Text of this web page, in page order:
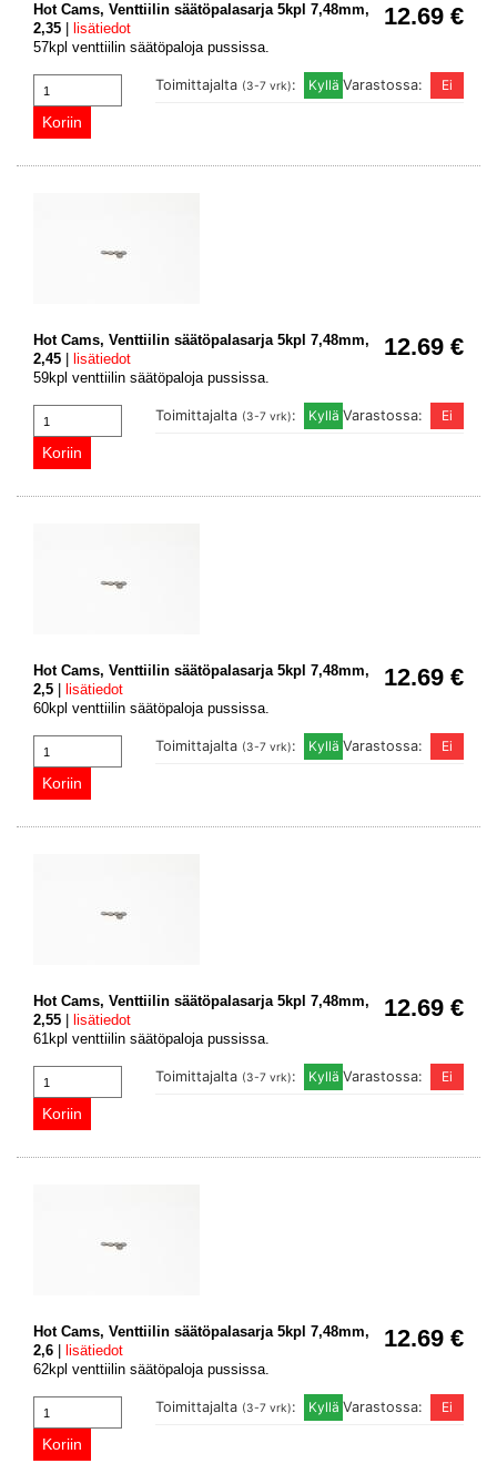
12.69 €
Hot Cams, Venttiilin säätöpalasarja 5kpl 7,48mm,
2,35
lisätiedot
57kpl venttiilin säätöpaloja pussissa.
Varastossa:
Toimittajalta (3-7 vrk):
12.69 €
Hot Cams, Venttiilin säätöpalasarja 5kpl 7,48mm,
2,45
lisätiedot
59kpl venttiilin säätöpaloja pussissa.
Varastossa:
Toimittajalta (3-7 vrk):
12.69 €
Hot Cams, Venttiilin säätöpalasarja 5kpl 7,48mm,
2,5
lisätiedot
60kpl venttiilin säätöpaloja pussissa.
Varastossa:
Toimittajalta (3-7 vrk):
12.69 €
Hot Cams, Venttiilin säätöpalasarja 5kpl 7,48mm,
2,55
lisätiedot
61kpl venttiilin säätöpaloja pussissa.
Varastossa:
Toimittajalta (3-7 vrk):
12.69 €
Hot Cams, Venttiilin säätöpalasarja 5kpl 7,48mm,
2,6
lisätiedot
62kpl venttiilin säätöpaloja pussissa.
Varastossa:
Toimittajalta (3-7 vrk):